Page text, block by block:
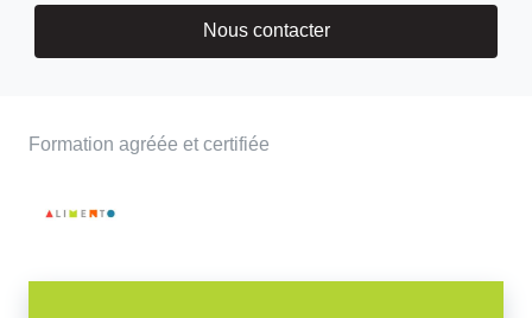
Nous contacter
Formation agréée et certifiée